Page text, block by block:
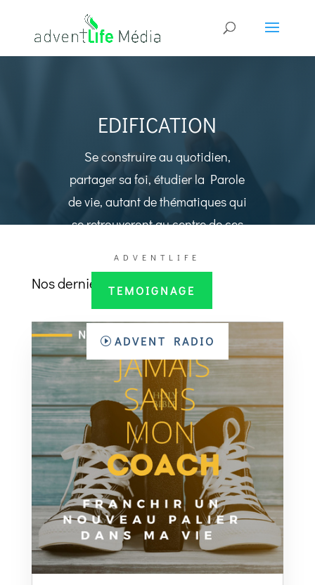
EDIFICATION
Se construire au quotidien,
partager sa foi, étudier la Parole
de vie, autant de thématiques qui
se retrouveront au centre de ces
TEMOIGNAGE
ADVENT RADIO
ADVENTLIFE
Nos dernières mise a jour